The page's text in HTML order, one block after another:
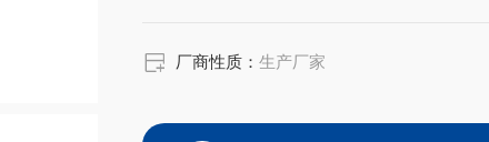
厂商性质：生产厂家